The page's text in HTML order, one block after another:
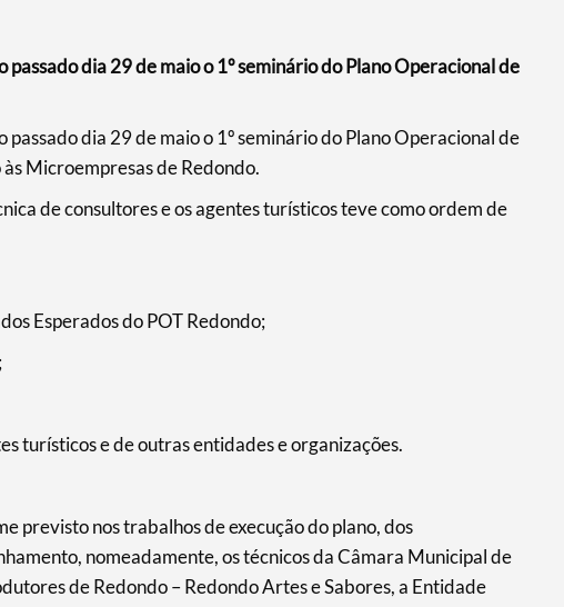
dia 29 de maio o 1º seminário do Plano Operacional de
dia 29 de maio o 1º seminário do Plano Operacional de
Microempresas de Redondo.
de consultores e os agentes turísticos teve como ordem de
Esperados do POT Redondo;
turísticos e de outras entidades e organizações.
previsto nos trabalhos de execução do plano, dos
nomeadamente, os técnicos da Câmara Municipal de
de Redondo – Redondo Artes e Sabores, a Entidade